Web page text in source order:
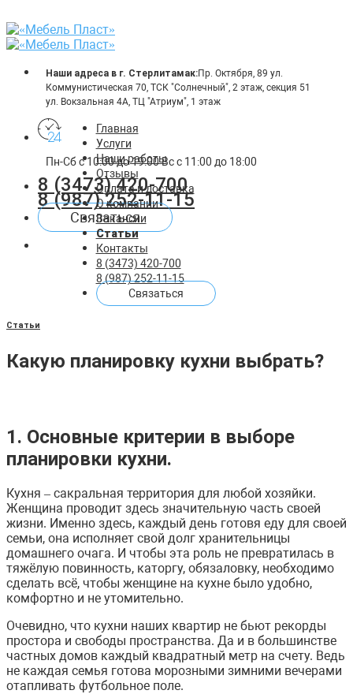
to
content
Наши адреса в г. Стерлитамак:Пр. Октября, 89 ул.
Коммунистическая 70, ТСК "Солнечный", 2 этаж, секция 51
ул. Вокзальная 4А, ТЦ "Атриум", 1 этаж
Пн-Сб с 10:00 до 19:00Вс с 11:00 до 18:00
8 (3473) 420-700
8 (987) 252-11-15
Связаться
Главная
Услуги
Наши работы
Отзывы
Оплата и доставка
О компании
Вакансии
Статьи
Контакты
8 (3473) 420-700
8 (987) 252-11-15
Связаться
Статьи
Какую планировку кухни выбрать?
1. Основные критерии в выборе
планировки кухни.
Кухня – сакральная территория для любой хозяйки.
Женщина проводит здесь значительную часть своей
жизни. Именно здесь, каждый день готовя еду для своей
семьи, она исполняет свой долг хранительницы
домашнего очага. И чтобы эта роль не превратилась в
тяжёлую повинность, каторгу, обязаловку, необходимо
сделать всё, чтобы женщине на кухне было удобно,
комфортно и не утомительно.
Очевидно, что кухни наших квартир не бьют рекорды
простора и свободы пространства. Да и в большинстве
частных домов каждый квадратный метр на счету. Ведь
не каждая семья готова морозными зимними вечерами
отапливать футбольное поле.